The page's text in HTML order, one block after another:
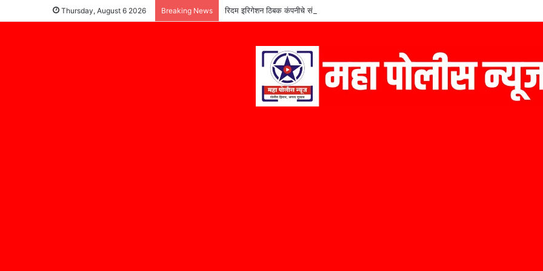
Thursday, August 6 2026 Breaking News रिदम इरिगेशन ठिबक कंपनीचे संस्थापक कैलास निळे यांचा ‘मराठी उद्योजक पुरस्कार